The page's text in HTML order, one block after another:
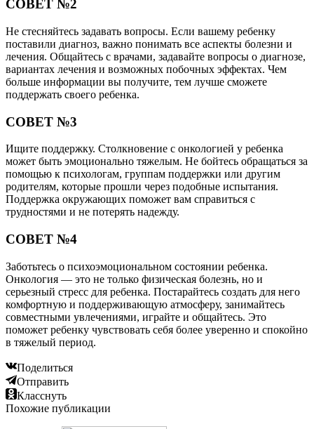
СОВЕТ №2
Не стесняйтесь задавать вопросы. Если вашему ребенку
поставили диагноз, важно понимать все аспекты болезни и
лечения. Общайтесь с врачами, задавайте вопросы о диагнозе,
вариантах лечения и возможных побочных эффектах. Чем
больше информации вы получите, тем лучше сможете
поддержать своего ребенка.
СОВЕТ №3
Ищите поддержку. Столкновение с онкологией у ребенка
может быть эмоционально тяжелым. Не бойтесь обращаться за
помощью к психологам, группам поддержки или другим
родителям, которые прошли через подобные испытания.
Поддержка окружающих поможет вам справиться с
трудностями и не потерять надежду.
СОВЕТ №4
Заботьтесь о психоэмоциональном состоянии ребенка.
Онкология — это не только физическая болезнь, но и
серьезный стресс для ребенка. Постарайтесь создать для него
комфортную и поддерживающую атмосферу, занимайтесь
совместными увлечениями, играйте и общайтесь. Это
поможет ребенку чувствовать себя более уверенно и спокойно
в тяжелый период.
Поделиться
Отправить
Класснуть
Похожие публикации